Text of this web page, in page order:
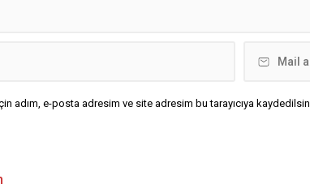
adım, e-posta adresim ve site adresim bu tarayıcıya kaydedilsin.